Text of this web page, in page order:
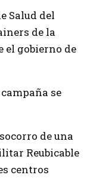
Salud del
de la
el gobierno de
se
de una
Reubicable
centros